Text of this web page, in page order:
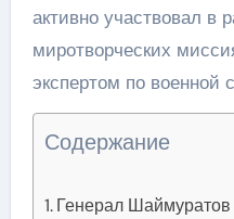
активно участвовал в
миротворческих
экспертом по военной
Содержание
Генерал Шаймуратов